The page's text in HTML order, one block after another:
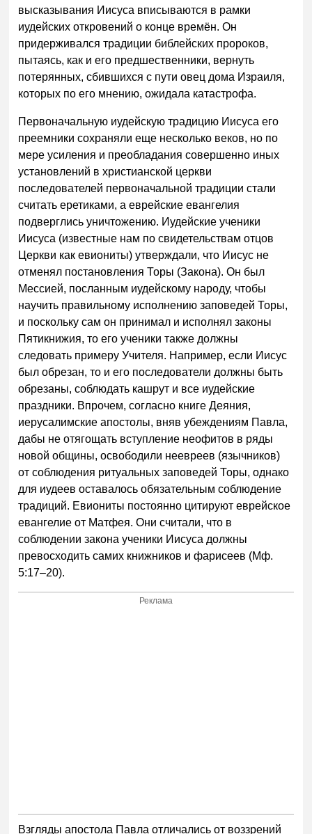
высказывания Иисуса вписываются в рамки
иудейских откровений о конце времён. Он
придерживался традиции библейских пророков,
пытаясь, как и его предшественники, вернуть
потерянных, сбившихся с пути овец дома Израиля,
которых по его мнению, ожидала катастрофа.
Первоначальную иудейскую традицию Иисуса его
преемники сохраняли еще несколько веков, но по
мере усиления и преобладания совершенно иных
установлений в христианской церкви
последователей первоначальной традиции стали
считать еретиками, а еврейские евангелия
подверглись уничтожению. Иудейские ученики
Иисуса (известные нам по свидетельствам отцов
Церкви как евиониты) утверждали, что Иисус не
отменял постановления Торы (Закона). Он был
Мессией, посланным иудейскому народу, чтобы
научить правильному исполнению заповедей Торы,
и поскольку сам он принимал и исполнял законы
Пятикнижия, то его ученики также должны
следовать примеру Учителя. Например, если Иисус
был обрезан, то и его последователи должны быть
обрезаны, соблюдать кашрут и все иудейские
праздники. Впрочем, согласно книге Деяния,
иерусалимские апостолы, вняв убеждениям Павла,
дабы не отягощать вступление неофитов в ряды
новой общины, освободили неевреев (язычников)
от соблюдения ритуальных заповедей Торы, однако
для иудеев оставалось обязательным соблюдение
традиций. Евиониты постоянно цитируют еврейское
евангелие от Матфея. Они считали, что в
соблюдении закона ученики Иисуса должны
превосходить самих книжников и фарисеев (Мф.
5:17–20).
Реклама
Взгляды апостола Павла отличались от воззрений